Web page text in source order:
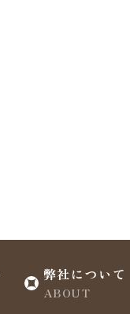
弊社について
ABOUT